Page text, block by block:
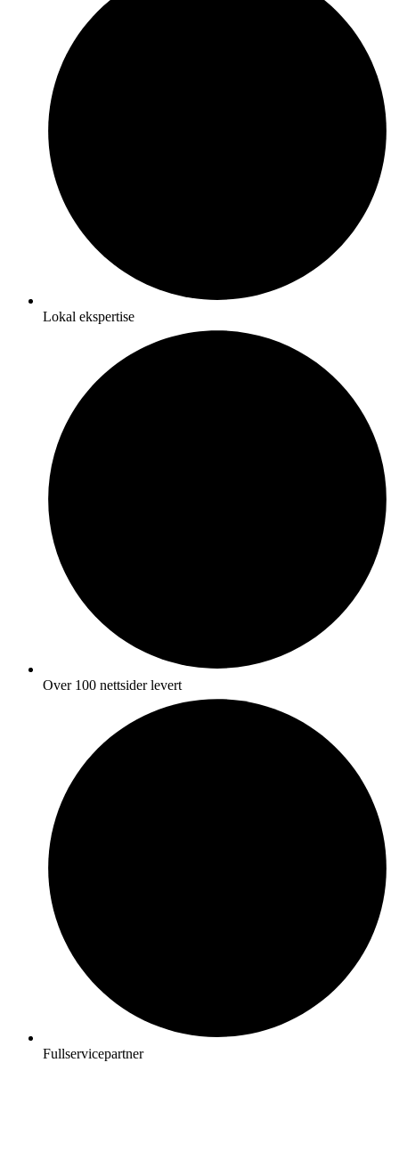
Lokal ekspertise
Over 100 nettsider levert
Fullservicepartner